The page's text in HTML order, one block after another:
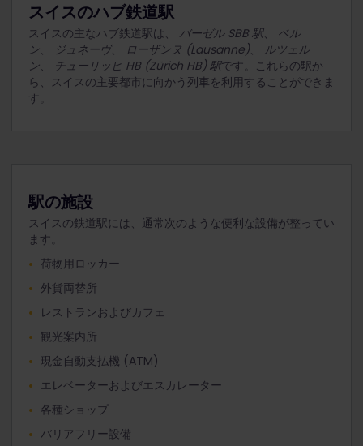
スイスのハブ鉄道駅
スイスの主なハブ鉄道駅は、 バーゼル SBB 駅、 ベル
ン、 ジュネーヴ、 ローザンヌ (Lausanne)、 ルツェル
ン、 チューリッヒ HB (Zürich HB) 駅です。これらの駅か
ら、スイスの主要都市に向かう列車を利用することができま
す。
駅の施設
スイスの鉄道駅には、通常次のような便利な設備が整ってい
ます。
荷物用ロッカー
外貨両替所
レストランおよびカフェ
観光案内所
現金自動支払機 (ATM)
エレベーターおよびエスカレーター
各種ショップ
バリアフリー設備